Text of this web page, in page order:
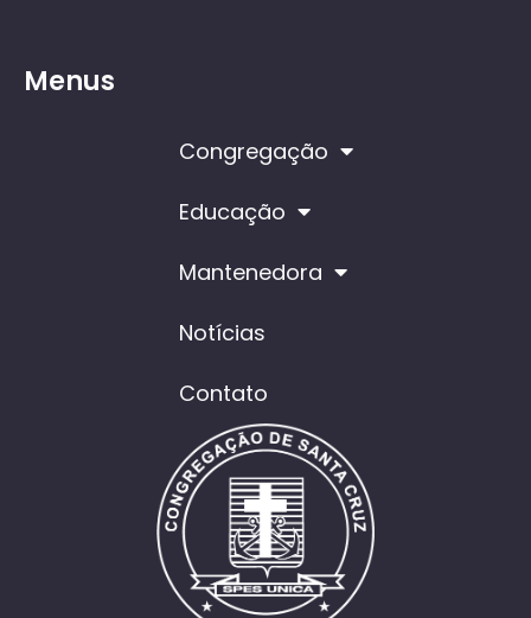
Menus
Congregação
Educação
Mantenedora
Notícias
Contato